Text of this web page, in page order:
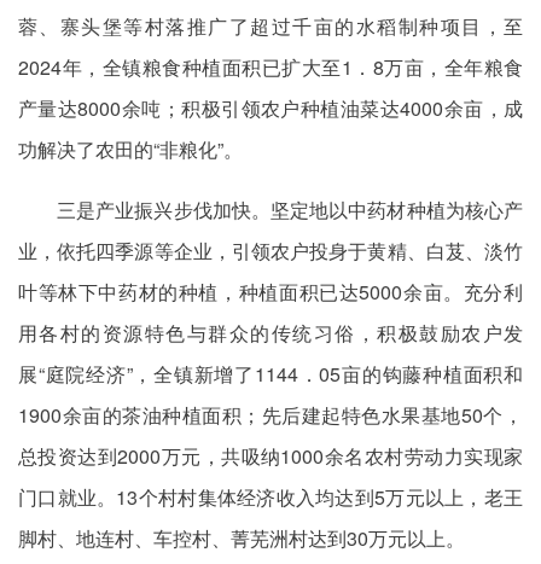
蓉、寨头堡等村落推广了超过千亩的水稻制种项目，至
2024年，全镇粮食种植面积已扩大至1．8万亩，全年粮食
产量达8000余吨；积极引领农户种植油菜达4000余亩，成
功解决了农田的“非粮化”。
三是产业振兴步伐加快。坚定地以中药材种植为核心产
业，依托四季源等企业，引领农户投身于黄精、白芨、淡竹
叶等林下中药材的种植，种植面积已达5000余亩。充分利
用各村的资源特色与群众的传统习俗，积极鼓励农户发
展“庭院经济”，全镇新增了1144．05亩的钩藤种植面积和
1900余亩的茶油种植面积；先后建起特色水果基地50个，
总投资达到2000万元，共吸纳1000余名农村劳动力实现家
门口就业。13个村村集体经济收入均达到5万元以上，老王
脚村、地连村、车控村、菁芜洲村达到30万元以上。